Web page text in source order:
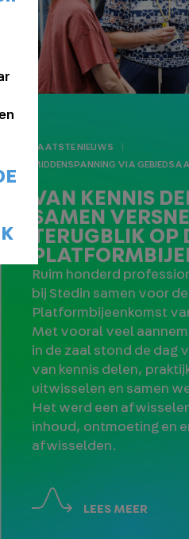
LAATSTE NIEUWS
MIDDENSPANNING VIA
VAN KENNIS
SAMEN
TERUGBLIK OP
Ruim honderd
bij Stedin samen voor de
Platformbijeenkomst
Met vooral veel
in de zaal stond de dag
van kennis delen,
uitwisselen en samen
Het werd een
inhoud, ontmoeting en
afwisselden.
LEES MEER